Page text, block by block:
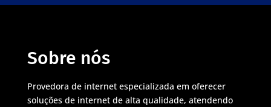
Sobre nós
Provedora de internet especializada em oferecer
soluções de internet de alta qualidade, atendendo